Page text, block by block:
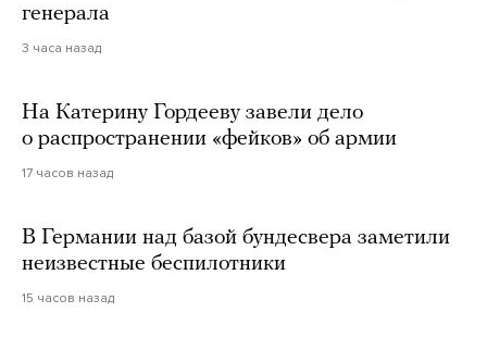
генерала
3 часа назад
На Катерину Гордееву завели дело
о распространении «фейков» об армии
17 часов назад
В Германии над базой бундесвера заметили
неизвестные беспилотники
15 часов назад